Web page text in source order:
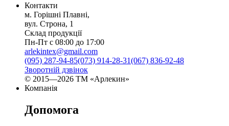
Контакти
м. Горішні Плавні,
вул. Строна, 1
Склад продукції
Пн-Пт с 08:00 до 17:00
arlekintex@gmail.com
(095) 287-94-85(073) 914-28-31(067) 836-92-48
Зворотній дзвінок
© 2015—2026 ТМ «Арлекин»
Компанія
Допомога